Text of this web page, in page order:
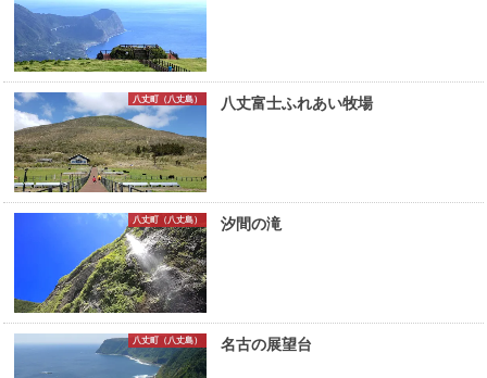
八丈町（八丈島） 八丈富士ふれあい牧場
八丈町（八丈島） 汐間の滝
八丈町（八丈島） 名古の展望台